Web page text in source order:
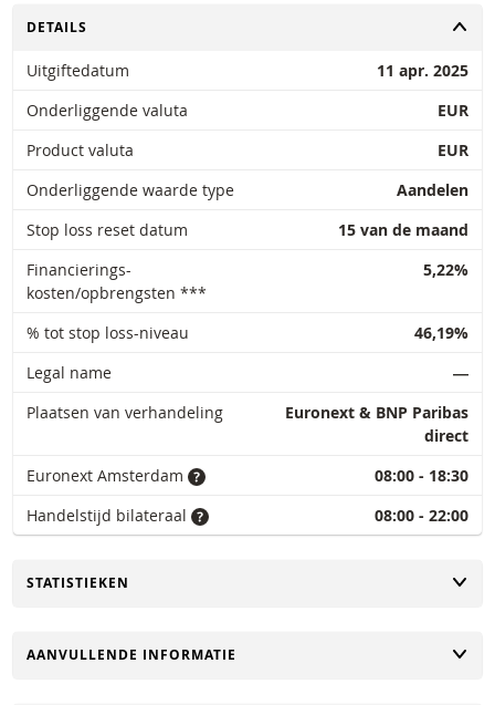
TOGGLE
DETAILS
Uitgiftedatum
11 apr. 2025
Onderliggende valuta
EUR
Product valuta
EUR
Onderliggende waarde type
Aandelen
Stop loss reset datum
15 van de maand
Financierings-
kosten/opbrengsten ***
5,22%
% tot stop loss-niveau
46,19%
Legal name
―
Plaatsen van verhandeling
Euronext & BNP Paribas
direct
Euronext Amsterdam
08:00 - 18:30
Handelstijd bilateraal
08:00 - 22:00
TOGGLE
STATISTIEKEN
TOGGLE
AANVULLENDE INFORMATIE